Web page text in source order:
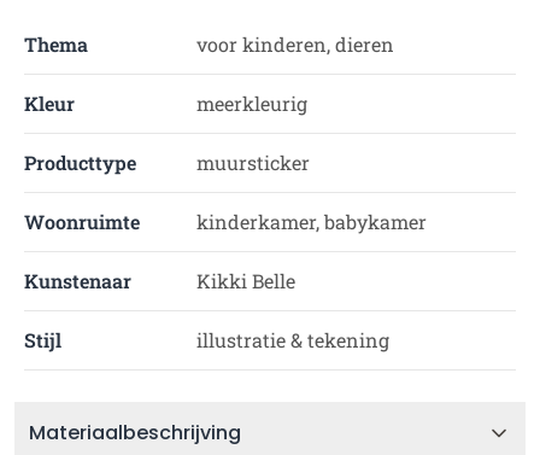
Thema voor kinderen, dieren
Kleur meerkleurig
Producttype muursticker
Woonruimte kinderkamer, babykamer
Kunstenaar Kikki Belle
Stijl illustratie & tekening
Materiaalbeschrijving